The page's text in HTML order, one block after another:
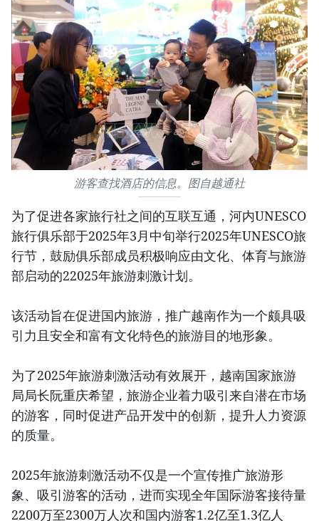
游客查找酒店的信息。图自越通社
为了促进各家旅行社之间的互联互通，河内UNESCO
旅行俱乐部于2025年3月中旬举行2025年UNESCO旅
行节，鼓励俱乐部成员积极响应由文化、体育与旅游
部启动的22025年旅游刺激计划。
该活动旨在促进国内旅游，推广越南作为一个颇具吸
引力且安全和富有文化特色的旅游目的地形象。
为了2025年旅游刺激活动有效展开，越南国家旅游
局局长阮重庆希望，旅游企业着力吸引来自潜在市场
的游客，同时促进产品开发中的创新，提升人力资源
的质量。
2025年旅游刺激活动不仅是一个宣传推广旅游形
象、吸引游客的活动，进而实现全年国际游客接待量
2200万至2300万人次和国内游客1.2亿至1.3亿人